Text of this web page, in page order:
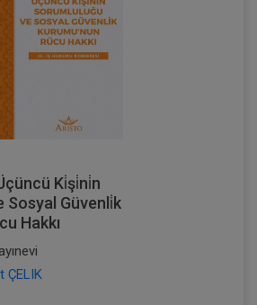
Ki̇şi̇ni̇n
Sosyal Güvenli̇k
Hakkı
ÇELIK